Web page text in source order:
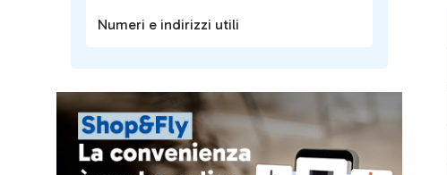
Numeri e indirizzi utili